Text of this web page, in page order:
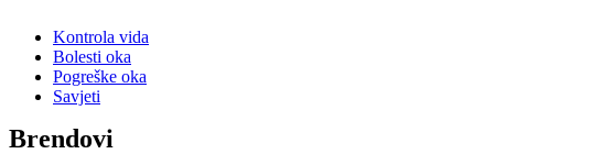
Kontrola vida
Bolesti oka
Pogreške oka
Savjeti
Brendovi